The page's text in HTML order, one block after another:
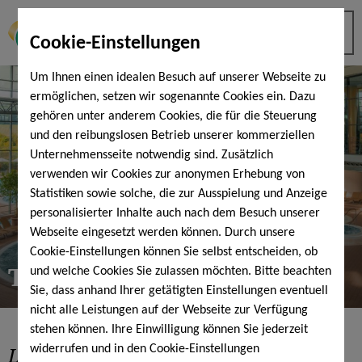
Cookie-Einstellungen
Um Ihnen einen idealen Besuch auf unserer Webseite zu
ermöglichen, setzen wir sogenannte Cookies ein. Dazu
gehören unter anderem Cookies, die für die Steuerung
und den reibungslosen Betrieb unserer kommerziellen
Unternehmensseite notwendig sind. Zusätzlich
verwenden wir Cookies zur anonymen Erhebung von
Statistiken sowie solche, die zur Ausspielung und Anzeige
personalisierter Inhalte auch nach dem Besuch unserer
Webseite eingesetzt werden können. Durch unsere
Cookie-Einstellungen können Sie selbst entscheiden, ob
und welche Cookies Sie zulassen möchten. Bitte beachten
Sie, dass anhand Ihrer getätigten Einstellungen eventuell
nicht alle Leistungen auf der Webseite zur Verfügung
stehen können. Ihre Einwilligung können Sie jederzeit
widerrufen und in den Cookie-Einstellungen
ThermenLandschaft
Lassen Sie die Seele baumeln